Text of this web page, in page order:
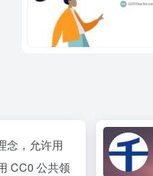
念，允许用
CC0 公共领